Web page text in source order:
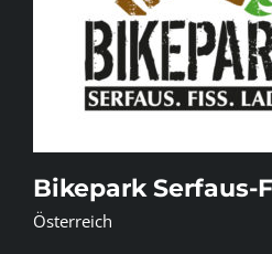
Bikepark Serfaus-
Österreich